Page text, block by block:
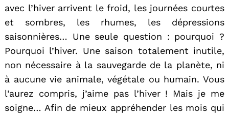
avec l’hiver arrivent le froid, les journées courtes
et sombres, les rhumes, les dépressions
saisonnières… Une seule question : pourquoi ?
Pourquoi l’hiver. Une saison totalement inutile,
non nécessaire à la sauvegarde de la planète, ni
à aucune vie animale, végétale ou humain. Vous
l’aurez compris, j’aime pas l’hiver ! Mais je me
soigne… Afin de mieux appréhender les mois qui